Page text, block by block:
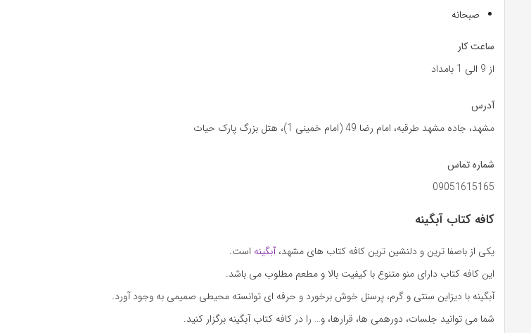
صبحانه
ساعت کار
از 9 الی 1 بامداد
آدرس
مشهد، جاده مشهد طرقبه، امام رضا 49 (امام خمینی 1)، هتل بزرگ پارک حیات
شماره تماس
09051615165
کافه کتاب آبگینه
یکی از باصفا ترین و دلنشین ترین کافه کتاب های مشهد،آبگینه است.
این کافه کتاب دارای منو متنوع با کیفیت بالا و مطعم مطلوب می باشد.
آبگینه با دیزاین سنتی و گرم، پرسنل خوش برخورد و حرفه ای توانسته محیطی صمیمی به وجود آورد.
شما می توانید جلسات، دورهمی ها، قرارها، و… را در کافه کتاب آبگینه برگزار کنید.